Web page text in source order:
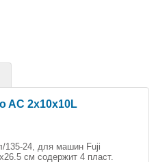
AC 2x10x10L
135-24, для машин Fuji
см содержит 4 пласт.